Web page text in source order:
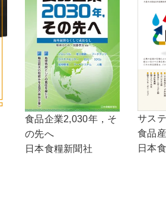
食品企業2,030年，そ
の先へ
日本食糧新聞社
サス
食品
日本